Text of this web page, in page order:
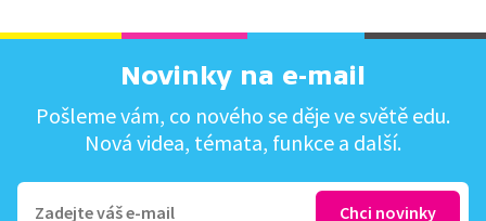
Novinky na e-mail
Pošleme vám, co nového se děje ve světě edu.
Nová videa, témata, funkce a další.